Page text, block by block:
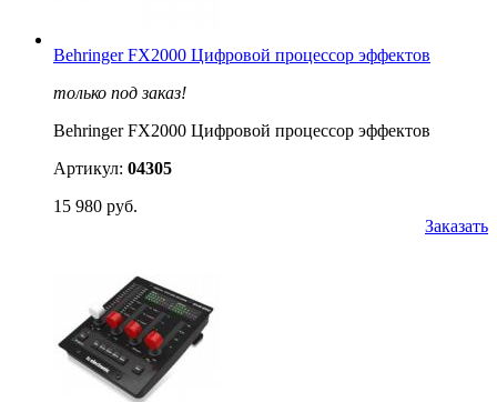
Behringer FX2000 Цифровой процессор эффектов
только под заказ!
Behringer FX2000 Цифровой процессор эффектов
Артикул: 04305
15 980 руб.
Заказать